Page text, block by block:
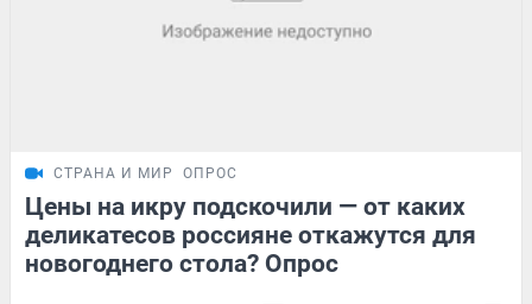
СТРАНА И МИР ОПРОС
Цены на икру подскочили — от каких
деликатесов россияне откажутся для
новогоднего стола? Опрос